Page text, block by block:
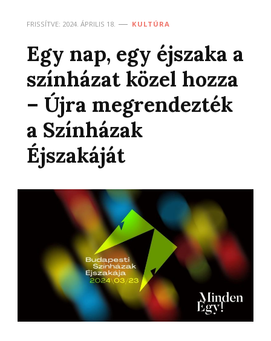
FRISSÍTVE: 2024. ÁPRILIS 18. KULTÚRA
Egy nap, egy éjszaka a
színházat közel hozza
– Újra megrendezték
a Színházak
Éjszakáját